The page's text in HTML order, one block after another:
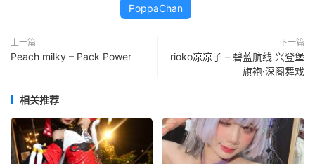
PoppaChan
上一篇
Peach milky – Pack Power
下一篇
rioko凉凉子 – 碧蓝航线 兴登堡
旗袍·深阁舞戏
相关推荐